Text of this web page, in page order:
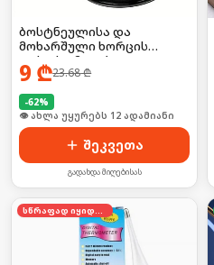
ბოსტნეულისა და
მოხარშული ხორცის
დასაქუცმაცებელი გაჯეტი
9 ₾23.68₾
-62%
🛒 ბოლო 24სთ-ში იყიდა 15-მა
შეკვეთა
გადახდა მიღებისას
სწრაფად იყიდება